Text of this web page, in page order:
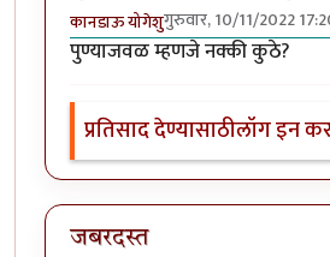
कानडाऊ योगेशुगुरुवार, 10/11/2022
पुण्याजवळ म्हणजे नक्की कुठे?
प्रतिसाद देण्यासाठीलॉग इन
जबरदस्त